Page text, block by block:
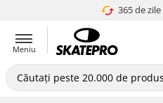
365 de4.8
Meniu